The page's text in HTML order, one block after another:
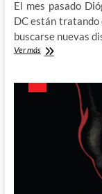
El mes pasado
DC están tratando
buscarse nuevas
Ver másLos